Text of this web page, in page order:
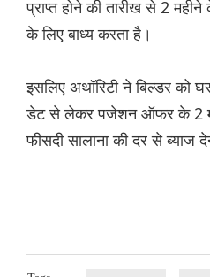
प्राप्त होने की तारीख से 2
के लिए बाध्य करता है।
इसलिए अथॉरिटी ने बिल्डर को
डेट से लेकर पजेशन ऑफर के 2
फीसदी सालाना की दर से ब्याज